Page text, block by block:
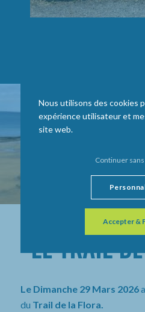
LE TRAIL
Le Dimanche 29 Mars 2026
du Trail de la Flora.
Nous utilisons des cookies
expérience utilisateur et
site web.
Accepter &
Continuer